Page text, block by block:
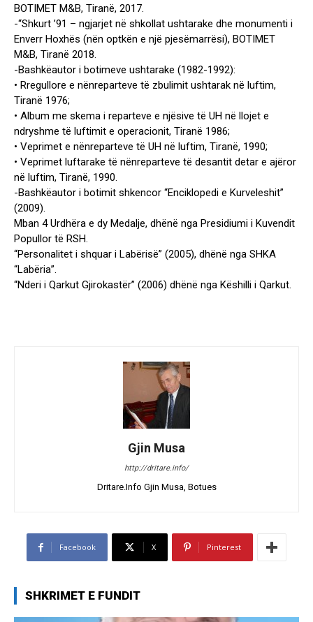
BOTIMET M&B, Tiranë, 2017.
-“Shkurt ’91 – ngjarjet në shkollat ushtarake dhe monumenti i
Enverr Hoxhës (nën optkën e një pjesëmarrësi), BOTIMET
M&B, Tiranë 2018.
-Bashkëautor i botimeve ushtarake (1982-1992):
• Rregullore e nënreparteve të zbulimit ushtarak në luftim,
Tiranë 1976;
• Album me skema i reparteve e njësive të UH në llojet e
ndryshme të luftimit e operacionit, Tiranë 1986;
• Veprimet e nënreparteve të UH në luftim, Tiranë, 1990;
• Veprimet luftarake të nënreparteve të desantit detar e ajëror
në luftim, Tiranë, 1990.
-Bashkëautor i botimit shkencor “Enciklopedi e Kurveleshit”
(2009).
Mban 4 Urdhëra e dy Medalje, dhënë nga Presidiumi i Kuvendit
Popullor të RSH.
“Personalitet i shquar i Labërisë” (2005), dhënë nga SHKA
“Labëria”.
“Nderi i Qarkut Gjirokastër” (2006) dhënë nga Këshilli i Qarkut.
Gjin Musa
http://dritare.info/
Dritare.Info Gjin Musa, Botues
Facebook X Pinterest
SHKRIMET E FUNDIT